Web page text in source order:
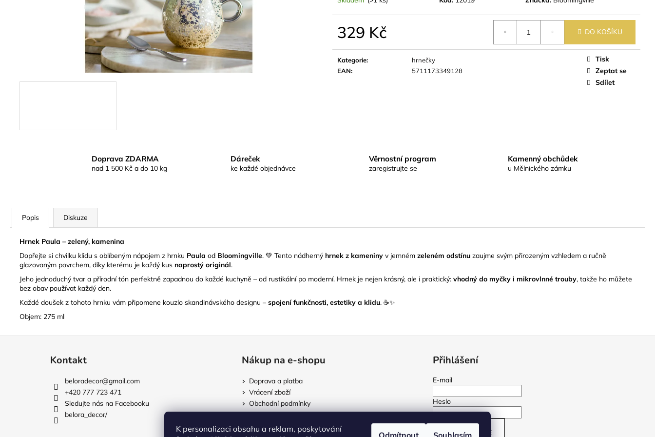
K personalizaci obsahu a reklam, poskytování
Odmítnout Souhlasím
329 Kč DO KOŠÍKU
Kategorie:
hrnečky
EAN: 5711173349128
Tisk
Zeptat se
Sdílet
Doprava ZDARMA
nad 1 500 Kč a do 10 kg
Dáreček
ke každé objednávce
Věrnostní program
zaregistrujte se
Kamenný obchůdek
u Mělnického zámku
Popis Diskuze
Hrnek Paula – zelený, kamenina
Dopřejte si chvilku klidu s oblíbeným nápojem z hrnku Paula od Bloomingville. 💚 Tento nádherný hrnek z kameniny v jemném zeleném odstínu zaujme svým přirozeným vzhledem a ručně
glazovaným povrchem, díky kterému je každý kus naprostý originál.
Jeho jednoduchý tvar a přírodní tón perfektně zapadnou do každé kuchyně – od rustikální po moderní. Hrnek je nejen krásný, ale i praktický: vhodný do myčky i mikrovlnné trouby, takže ho můžete
bez obav používat každý den.
Každé doušek z tohoto hrnku vám připomene kouzlo skandinávského designu – spojení funkčnosti, estetiky a klidu. ☕✨
Objem: 275 ml
Kontakt
beloradecor@gmail.com
+420 777 723 471
Sledujte nás na Facebooku
belora_decor/
Nákup na e-shopu
Doprava a platba
Vrácení zboží
Obchodní podmínky
Podmínky ochrany osobních údajů
Přihlášení
E-mail
Heslo
PŘIHLÁSIT SE